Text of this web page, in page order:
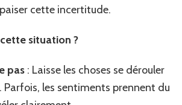
cette incertitude.
situation ?
pas : Laisse les choses se dérouler
les sentiments prennent du